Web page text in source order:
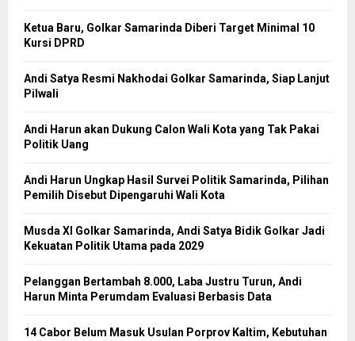
Ketua Baru, Golkar Samarinda Diberi Target Minimal 10
Kursi DPRD
Andi Satya Resmi Nakhodai Golkar Samarinda, Siap Lanjut
Pilwali
Andi Harun akan Dukung Calon Wali Kota yang Tak Pakai
Politik Uang
Andi Harun Ungkap Hasil Survei Politik Samarinda, Pilihan
Pemilih Disebut Dipengaruhi Wali Kota
Musda XI Golkar Samarinda, Andi Satya Bidik Golkar Jadi
Kekuatan Politik Utama pada 2029
Pelanggan Bertambah 8.000, Laba Justru Turun, Andi
Harun Minta Perumdam Evaluasi Berbasis Data
14 Cabor Belum Masuk Usulan Porprov Kaltim, Kebutuhan